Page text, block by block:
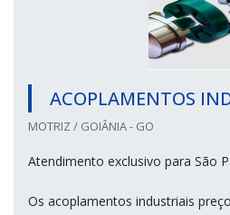
ACOPLAMENTOS
MOTRIZ / GOIÂNIA - GO
Atendimento exclusivo para São
Os acoplamentos industriais